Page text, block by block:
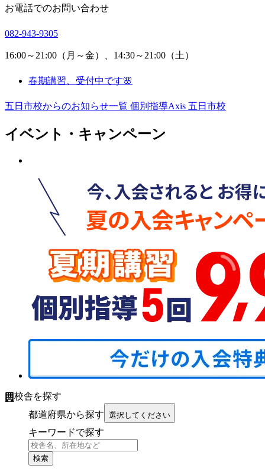
お電話でのお問い合わせ
082-943-9305
16:00～21:00（月～金）、14:30～21:00（土）
春期講習、受付中です🌸
五日市校からのお知らせ一覧 個別指導Axis 五日市校
イベント・キャンペーン
校舎を探す
都道府県から探す 選択してください
キーワードで探す
検索